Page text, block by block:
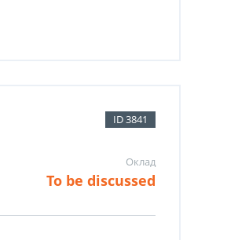
ID 3841
Оклад
To be discussed